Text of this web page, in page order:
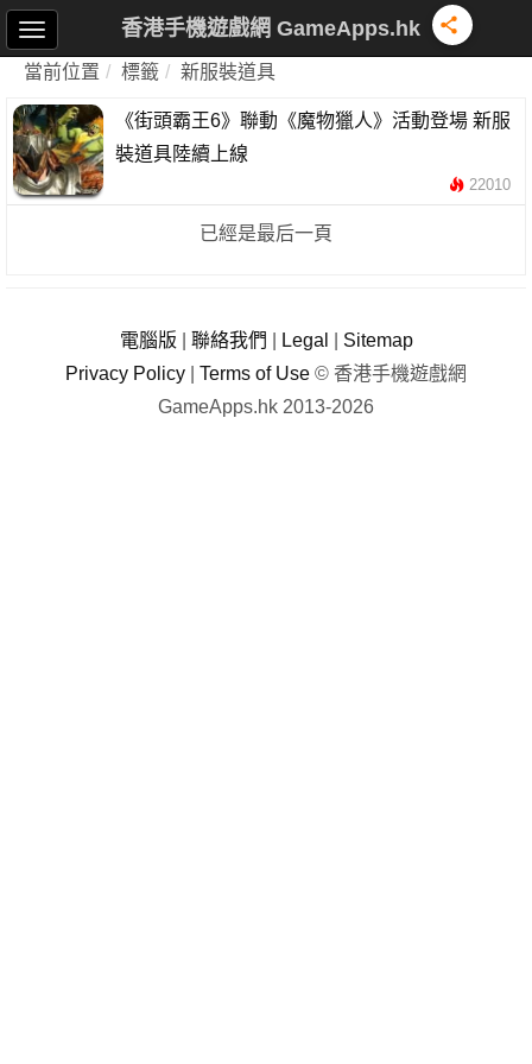
香港手機遊戲網 GameApps.hk
當前位置 標籤 新服裝道具
《街頭霸王6》聯動《魔物獵人》活動登場 新服
裝道具陸續上線
22010
已經是最后一頁
電腦版 聯絡我們 Legal
Sitemap
Privacy Policy
Terms of Use © 香港手機遊戲網
GameApps.hk 2013-2026